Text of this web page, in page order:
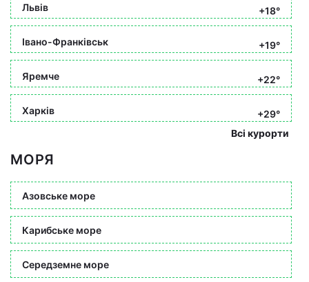
Львів +18°
Івано-Франківськ +19°
Яремче +22°
Харків
+29°
Всі курорти
МОРЯ
Азовське море
Карибське море
Середземне море